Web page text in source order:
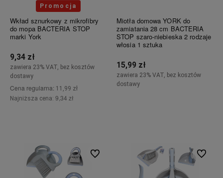
Promocja
Wkład sznurkowy z mikrofibry
do mopa BACTERIA STOP
marki York
9,34 zł
zawiera 23% VAT, bez kosztów
dostawy
Cena regularna: 11,99 zł
Najniższa cena: 9,34 zł
Miotła domowa YORK do
zamiatania 28 cm BACTERIA
STOP szaro-niebieska 2 rodzaje
włosia 1 sztuka
15,99 zł
zawiera 23% VAT, bez kosztów
dostawy
Do ulubionych Do